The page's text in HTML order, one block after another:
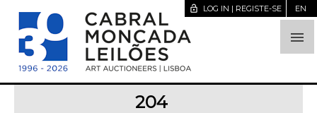

lock_open LOG IN | REGISTE-SE EN
204